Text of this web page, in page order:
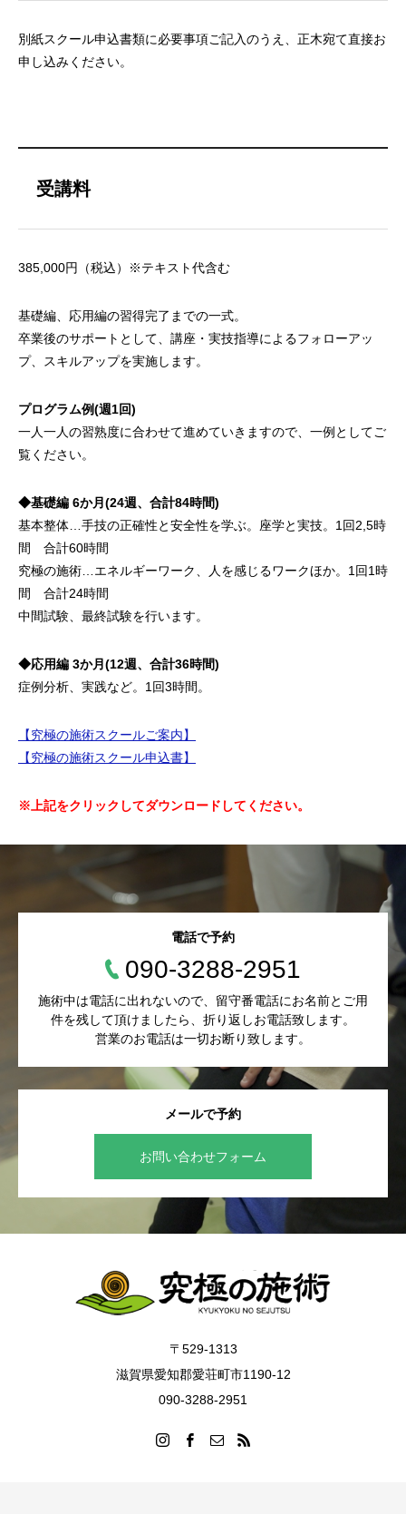
別紙スクール申込書類に必要事項ご記入のうえ、正木宛て直接お
申し込みください。
受講料
385,000円（税込）※テキスト代含む
基礎編、応用編の習得完了までの一式。
卒業後のサポートとして、講座・実技指導によるフォローアッ
プ、スキルアップを実施します。
プログラム例(週1回)
一人一人の習熟度に合わせて進めていきますので、一例としてご
覧ください。
◆基礎編 6か月(24週、合計84時間)
基本整体…手技の正確性と安全性を学ぶ。座学と実技。1回2,5時
間 合計60時間
究極の施術…エネルギーワーク、人を感じるワークほか。1回1時
間 合計24時間
中間試験、最終試験を行います。
◆応用編 3か月(12週、合計36時間)
症例分析、実践など。1回3時間。
【究極の施術スクールご案内】
【究極の施術スクール申込書】
※上記をクリックしてダウンロードしてください。
メールで予約
お問い合わせフォーム
電話で予約
090-3288-2951
施術中は電話に出れないので、留守番電話にお名前とご用
件を残して頂けましたら、折り返しお電話致します。
営業のお電話は一切お断り致します。
〒529-1313
滋賀県愛知郡愛荘町市1190-12
090-3288-2951